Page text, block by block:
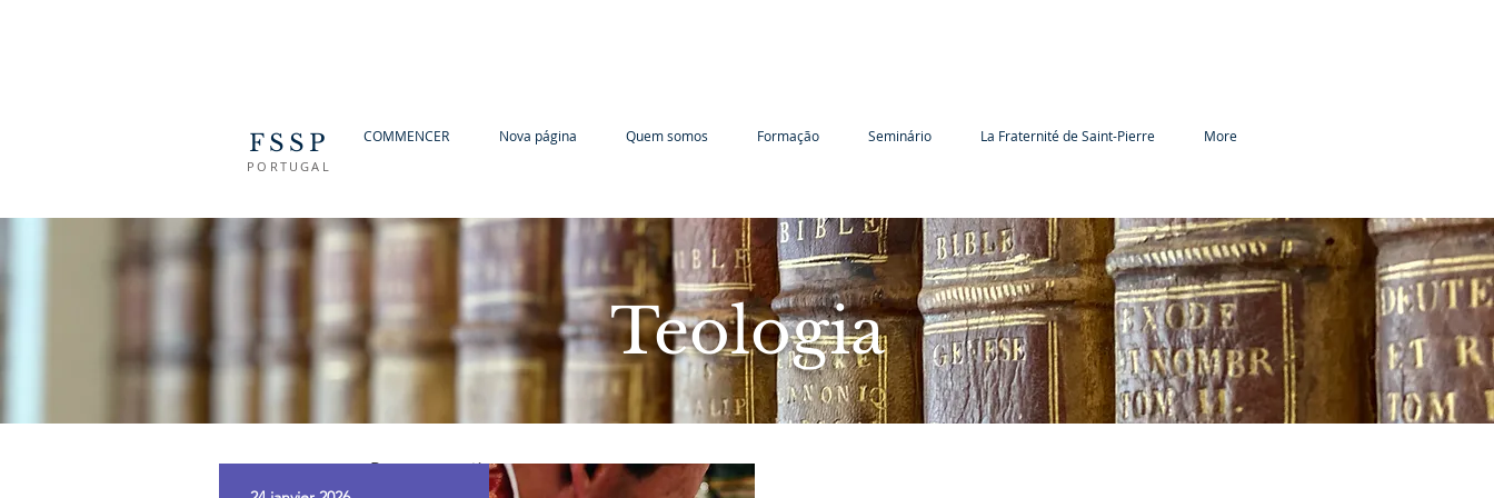
FSSP
PORTUGAL
COMMENCER Nova página Quem somos Formação Seminário La Fraternité de Saint-Pierre More
Teologia
Retour en arrière